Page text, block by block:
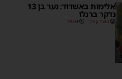
אלימות באשדוד: נער בן 13
נדקר ברגלו
משה קאהן 18:04